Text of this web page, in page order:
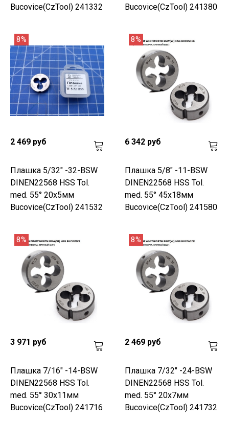
Bucovice(CzTool) 241332
Bucovice(CzTool) 241380
8%
2 469 руб
Плашка 5/32" -32-BSW
DINEN22568 HSS Tol.
med. 55° 20x5мм
Bucovice(CzTool) 241532
8%
6 342 руб
Плашка 5/8" -11-BSW
DINEN22568 HSS Tol.
med. 55° 45x18мм
Bucovice(CzTool) 241580
8%
3 971 руб
Плашка 7/16" -14-BSW
DINEN22568 HSS Tol.
med. 55° 30x11мм
Bucovice(CzTool) 241716
8%
2 469 руб
Плашка 7/32" -24-BSW
DINEN22568 HSS Tol.
med. 55° 20x7мм
Bucovice(CzTool) 241732